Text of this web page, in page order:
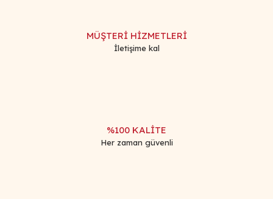
Ürün bilgilerinde hatalar bulunuyor.
MÜŞTERİ HİZMETLERİ
İletişime kal
%100 KALİTE
Her zaman güvenli